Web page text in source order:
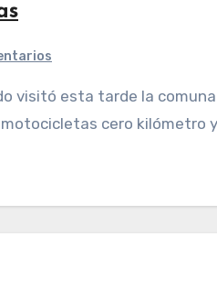
cero kilómetro